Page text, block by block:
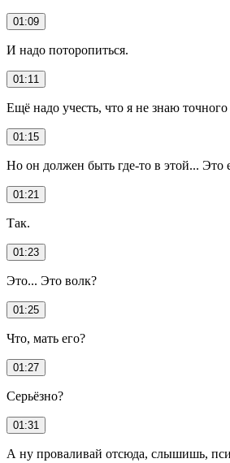
01:09
И надо поторопиться.
01:11
Ещё надо учесть, что я не знаю
01:15
Но он должен быть где-то в этой... Это
01:21
Так.
01:23
Это... Это волк?
01:25
Что, мать его?
01:27
Серьёзно?
01:31
А ну проваливай отсюда, слышишь,